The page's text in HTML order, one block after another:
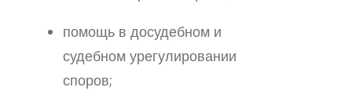
помощь в досудебном и
судебном урегулировании
споров;